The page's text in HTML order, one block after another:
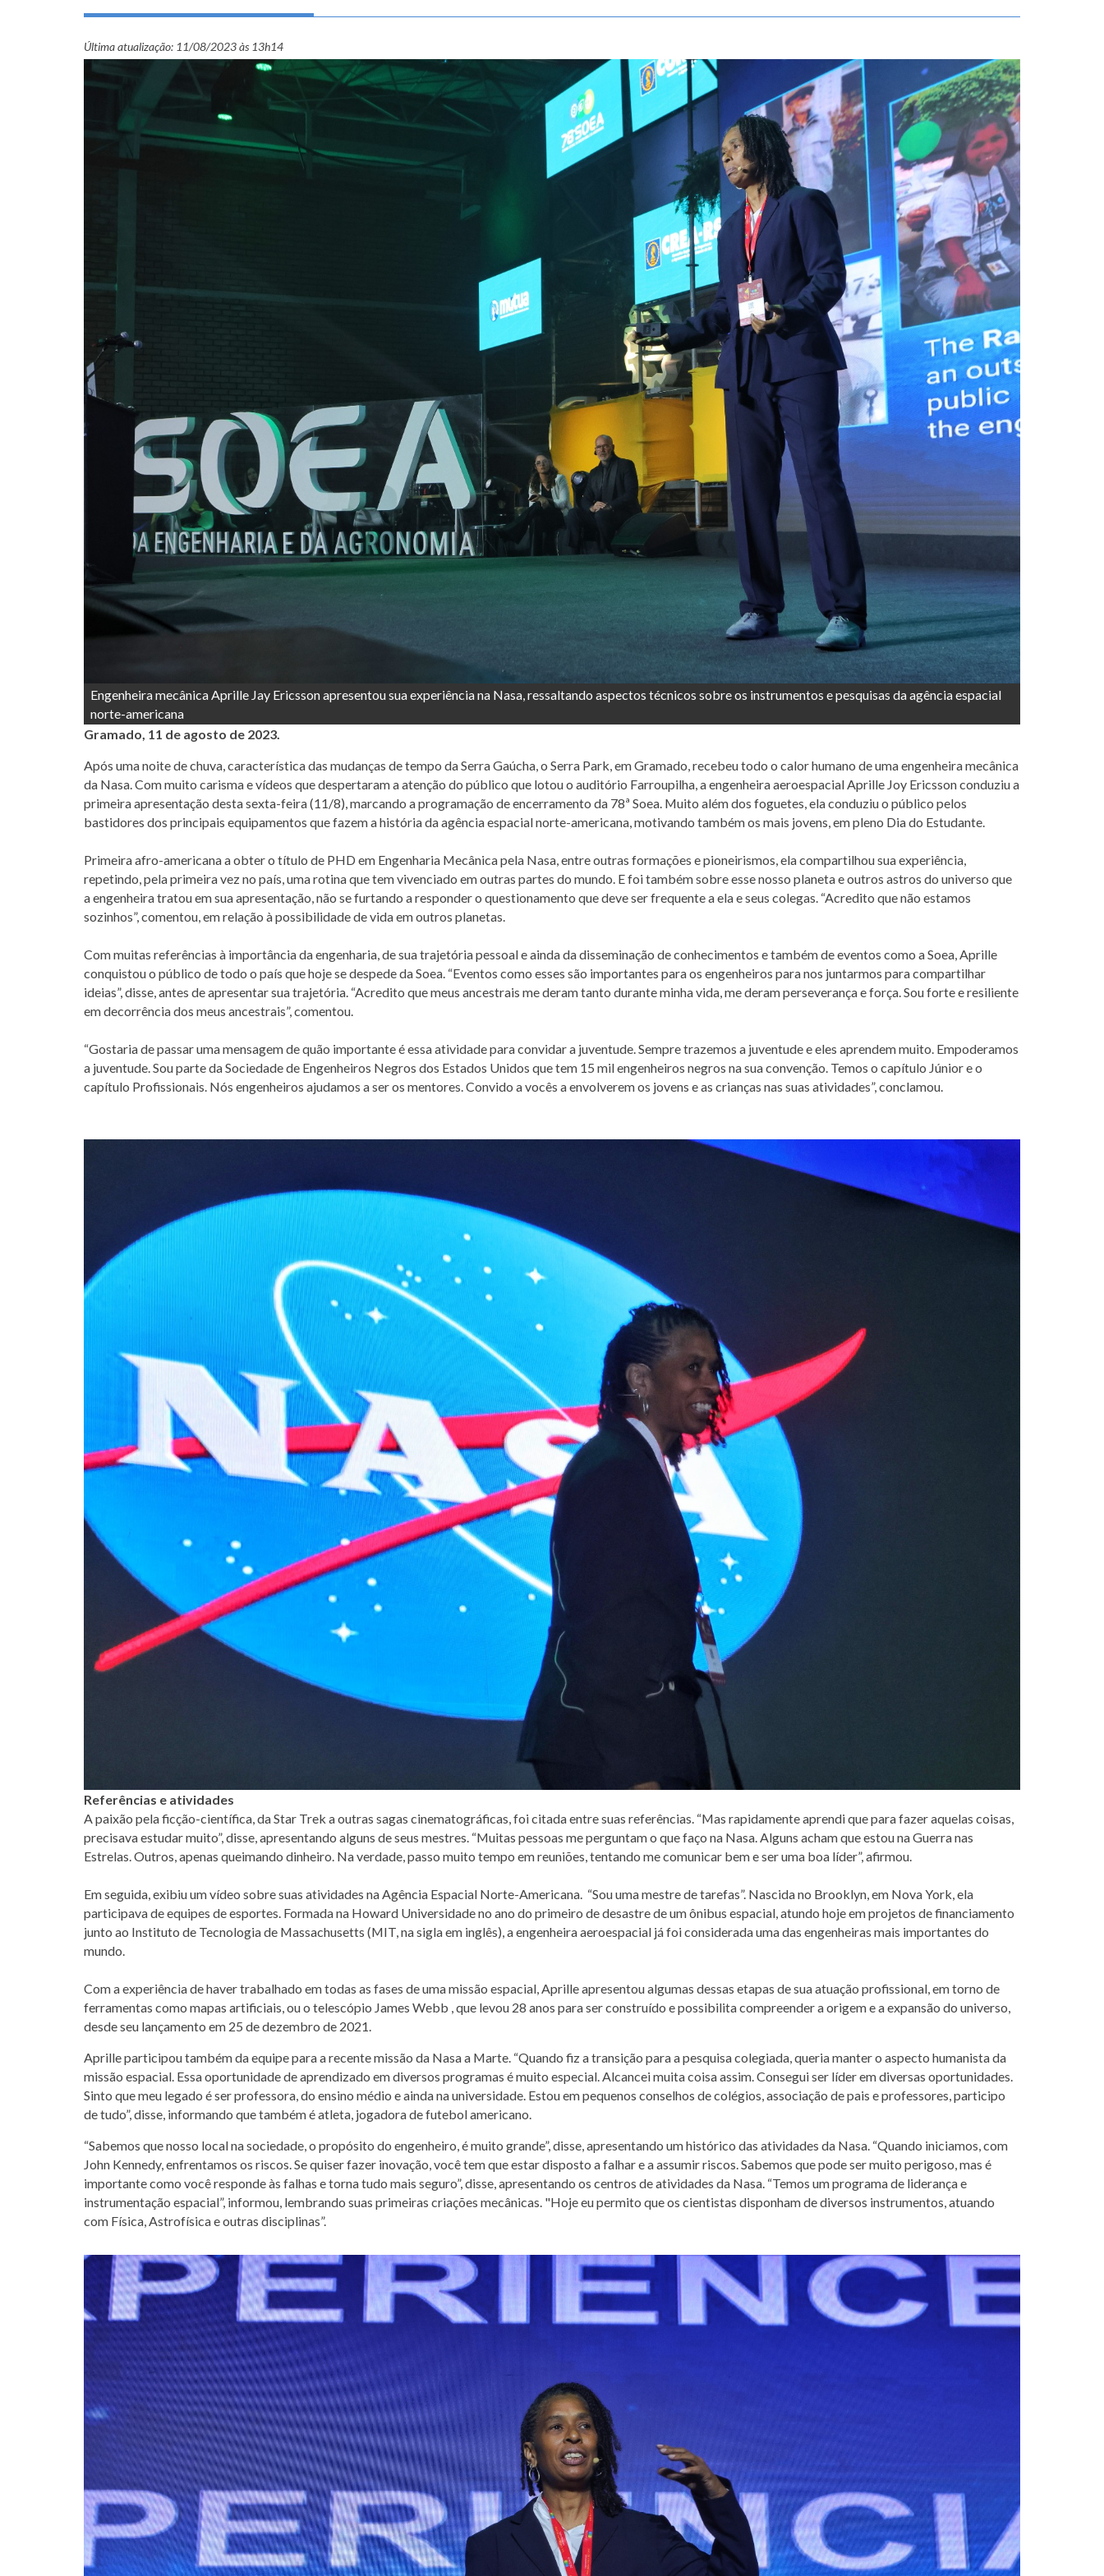
Última atualização: 11/08/2023 às 13h14
Engenheira mecânica Aprille Jay Ericsson apresentou sua experiência na Nasa, ressaltando aspectos técnicos sobre os instrumentos e pesquisas da agência espacial
norte-americana
Gramado, 11 de agosto de 2023.
Após uma noite de chuva, característica das mudanças de tempo da Serra Gaúcha, o Serra Park, em Gramado, recebeu todo o calor humano de uma engenheira mecânica
da Nasa. Com muito carisma e vídeos que despertaram a atenção do público que lotou o auditório Farroupilha, a engenheira aeroespacial Aprille Joy Ericsson conduziu a
primeira apresentação desta sexta-feira (11/8), marcando a programação de encerramento da 78ª Soea. Muito além dos foguetes, ela conduziu o público pelos
bastidores dos principais equipamentos que fazem a história da agência espacial norte-americana, motivando também os mais jovens, em pleno Dia do Estudante.
Primeira afro-americana a obter o título de PHD em Engenharia Mecânica pela Nasa, entre outras formações e pioneirismos, ela compartilhou sua experiência,
repetindo, pela primeira vez no país, uma rotina que tem vivenciado em outras partes do mundo. E foi também sobre esse nosso planeta e outros astros do universo que
a engenheira tratou em sua apresentação, não se furtando a responder o questionamento que deve ser frequente a ela e seus colegas. “Acredito que não estamos
sozinhos”, comentou, em relação à possibilidade de vida em outros planetas.
Com muitas referências à importância da engenharia, de sua trajetória pessoal e ainda da disseminação de conhecimentos e também de eventos como a Soea, Aprille
conquistou o público de todo o país que hoje se despede da Soea. “Eventos como esses são importantes para os engenheiros para nos juntarmos para compartilhar
ideias”, disse, antes de apresentar sua trajetória. “Acredito que meus ancestrais me deram tanto durante minha vida, me deram perseverança e força. Sou forte e resiliente
em decorrência dos meus ancestrais”, comentou.
“Gostaria de passar uma mensagem de quão importante é essa atividade para convidar a juventude. Sempre trazemos a juventude e eles aprendem muito. Empoderamos
a juventude. Sou parte da Sociedade de Engenheiros Negros dos Estados Unidos que tem 15 mil engenheiros negros na sua convenção. Temos o capítulo Júnior e o
capítulo Profissionais. Nós engenheiros ajudamos a ser os mentores. Convido a vocês a envolverem os jovens e as crianças nas suas atividades”, conclamou.
Referências e atividades
A paixão pela ficção-científica, da Star Trek a outras sagas cinematográficas, foi citada entre suas referências. “Mas rapidamente aprendi que para fazer aquelas coisas,
precisava estudar muito”, disse, apresentando alguns de seus mestres. “Muitas pessoas me perguntam o que faço na Nasa. Alguns acham que estou na Guerra nas
Estrelas. Outros, apenas queimando dinheiro. Na verdade, passo muito tempo em reuniões, tentando me comunicar bem e ser uma boa líder”, afirmou.
Em seguida, exibiu um vídeo sobre suas atividades na Agência Espacial Norte-Americana. “Sou uma mestre de tarefas”. Nascida no Brooklyn, em Nova York, ela
participava de equipes de esportes. Formada na Howard Universidade no ano do primeiro de desastre de um ônibus espacial, atundo hoje em projetos de financiamento
junto ao Instituto de Tecnologia de Massachusetts (MIT, na sigla em inglês), a engenheira aeroespacial já foi considerada uma das engenheiras mais importantes do
mundo.
Com a experiência de haver trabalhado em todas as fases de uma missão espacial, Aprille apresentou algumas dessas etapas de sua atuação profissional, em torno de
ferramentas como mapas artificiais, ou o telescópio James Webb , que levou 28 anos para ser construído e possibilita compreender a origem e a expansão do universo,
desde seu lançamento em 25 de dezembro de 2021.
Aprille participou também da equipe para a recente missão da Nasa a Marte. “Quando fiz a transição para a pesquisa colegiada, queria manter o aspecto humanista da
missão espacial. Essa oportunidade de aprendizado em diversos programas é muito especial. Alcancei muita coisa assim. Consegui ser líder em diversas oportunidades.
Sinto que meu legado é ser professora, do ensino médio e ainda na universidade. Estou em pequenos conselhos de colégios, associação de pais e professores, participo
de tudo”, disse, informando que também é atleta, jogadora de futebol americano.
“Sabemos que nosso local na sociedade, o propósito do engenheiro, é muito grande”, disse, apresentando um histórico das atividades da Nasa. “Quando iniciamos, com
John Kennedy, enfrentamos os riscos. Se quiser fazer inovação, você tem que estar disposto a falhar e a assumir riscos. Sabemos que pode ser muito perigoso, mas é
importante como você responde às falhas e torna tudo mais seguro”, disse, apresentando os centros de atividades da Nasa. “Temos um programa de liderança e
instrumentação espacial”, informou, lembrando suas primeiras criações mecânicas. "Hoje eu permito que os cientistas disponham de diversos instrumentos, atuando
com Física, Astrofísica e outras disciplinas”.